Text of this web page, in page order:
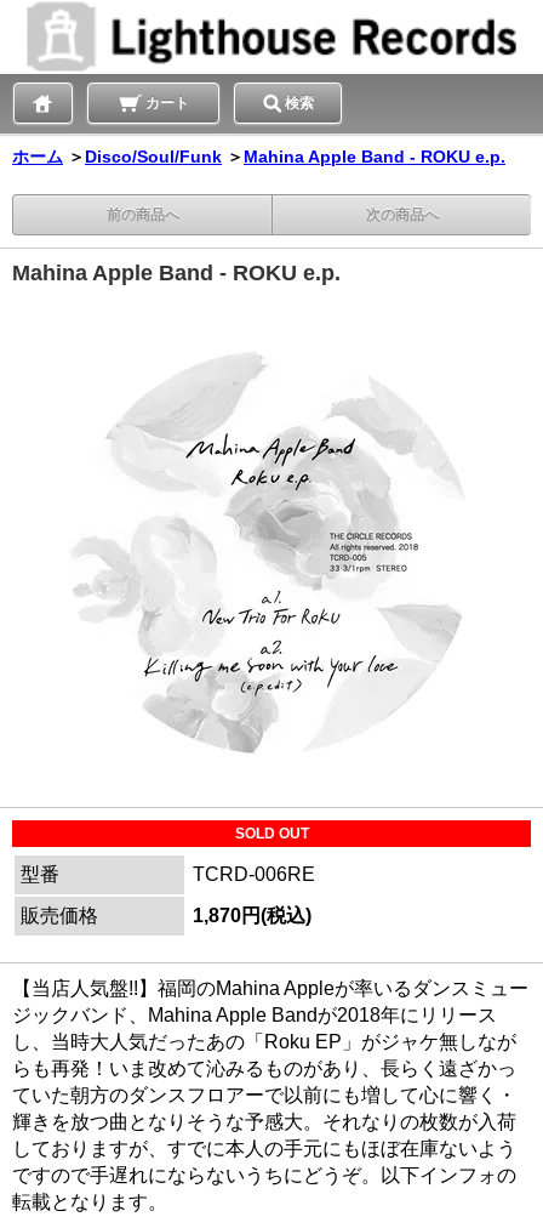
カート 検索
ホーム ＞ Disco/Soul/Funk ＞ Mahina Apple Band - ROKU e.p.
前の商品へ 次の商品へ
Mahina Apple Band - ROKU e.p.
SOLD OUT
型番
TCRD-006RE
販売価格
1,870円(税込)
【当店人気盤!!】福岡のMahina Appleが率いるダンスミュー
ジックバンド、Mahina Apple Bandが2018年にリリース
し、当時大人気だったあの「Roku EP」がジャケ無しなが
らも再発！いま改めて沁みるものがあり、長らく遠ざかっ
ていた朝方のダンスフロアーで以前にも増して心に響く・
輝きを放つ曲となりそうな予感大。それなりの枚数が入荷
しておりますが、すでに本人の手元にもほぼ在庫ないよう
ですので手遅れにならないうちにどうぞ。以下インフォの
転載となります。